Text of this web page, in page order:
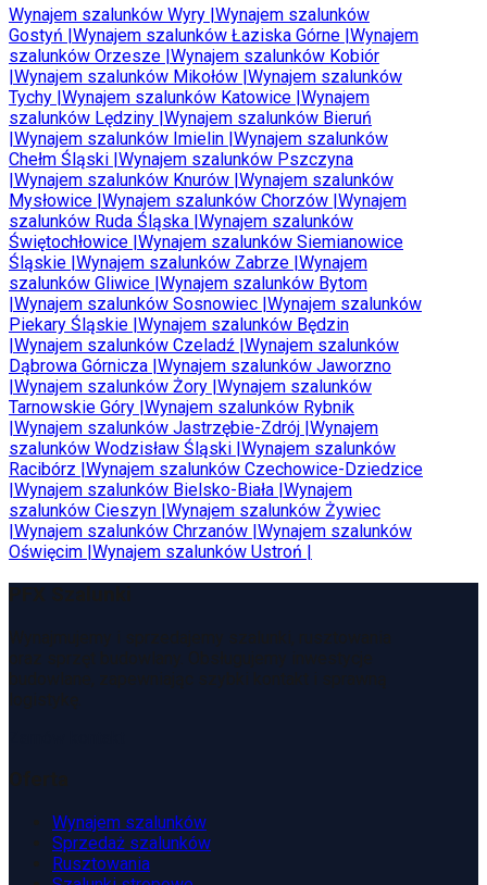
Wynajem szalunków Wyry Wynajem szalunków
Gostyń Wynajem szalunków Łaziska Górne Wynajem
szalunków Orzesze Wynajem szalunków Kobiór
Wynajem szalunków Mikołów Wynajem szalunków
Tychy Wynajem szalunków Katowice Wynajem
szalunków Lędziny Wynajem szalunków Bieruń
Wynajem szalunków Imielin Wynajem szalunków
Chełm Śląski Wynajem szalunków Pszczyna
Wynajem szalunków Knurów Wynajem szalunków
Mysłowice Wynajem szalunków Chorzów Wynajem
szalunków Ruda Śląska Wynajem szalunków
Świętochłowice Wynajem szalunków Siemianowice
Śląskie Wynajem szalunków Zabrze Wynajem
szalunków Gliwice Wynajem szalunków Bytom
Wynajem szalunków Sosnowiec Wynajem szalunków
Piekary Śląskie Wynajem szalunków Będzin
Wynajem szalunków Czeladź Wynajem szalunków
Dąbrowa Górnicza Wynajem szalunków Jaworzno
Wynajem szalunków Żory Wynajem szalunków
Tarnowskie Góry Wynajem szalunków Rybnik
Wynajem szalunków Jastrzębie-Zdrój Wynajem
szalunków Wodzisław Śląski Wynajem szalunków
Racibórz Wynajem szalunków Czechowice-Dziedzice
Wynajem szalunków Bielsko-Biała Wynajem
szalunków Cieszyn Wynajem szalunków Żywiec
Wynajem szalunków Chrzanów Wynajem szalunków
Oświęcim Wynajem szalunków Ustroń
Wynajem szalunków
Sprzedaż szalunków
Rusztowania